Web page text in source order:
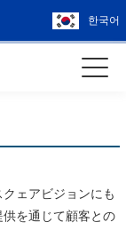
한국어
ェアビジョンにも
を通じて顧客との